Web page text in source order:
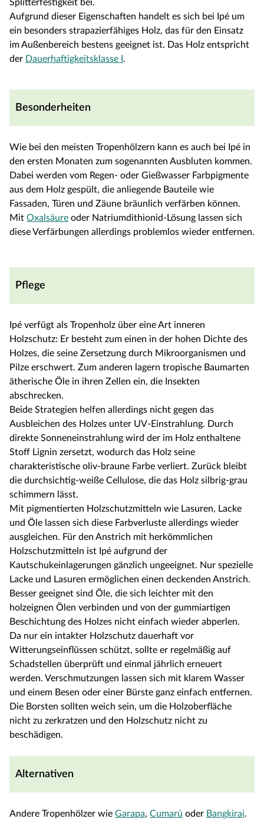
Splitterfestigkeit bei.
Aufgrund dieser Eigenschaften handelt es sich bei Ipé um
ein besonders strapazierfähiges Holz, das für den Einsatz
im Außenbereich bestens geeignet ist. Das Holz entspricht
der Dauerhaftigkeitsklasse I.
Besonderheiten
Wie bei den meisten Tropenhölzern kann es auch bei Ipé in
den ersten Monaten zum sogenannten Ausbluten kommen.
Dabei werden vom Regen- oder Gießwasser Farbpigmente
aus dem Holz gespült, die anliegende Bauteile wie
Fassaden, Türen und Zäune bräunlich verfärben können.
Mit Oxalsäure oder Natriumdithionid-Lösung lassen sich
diese Verfärbungen allerdings problemlos wieder entfernen.
Pflege
Ipé verfügt als Tropenholz über eine Art inneren
Holzschutz: Er besteht zum einen in der hohen Dichte des
Holzes, die seine Zersetzung durch Mikroorganismen und
Pilze erschwert. Zum anderen lagern tropische Baumarten
ätherische Öle in ihren Zellen ein, die Insekten
abschrecken.
Beide Strategien helfen allerdings nicht gegen das
Ausbleichen des Holzes unter UV-Einstrahlung. Durch
direkte Sonneneinstrahlung wird der im Holz enthaltene
Stoff Lignin zersetzt, wodurch das Holz seine
charakteristische oliv-braune Farbe verliert. Zurück bleibt
die durchsichtig-weiße Cellulose, die das Holz silbrig-grau
schimmern lässt.
Mit pigmentierten Holzschutzmitteln wie Lasuren, Lacke
und Öle lassen sich diese Farbverluste allerdings wieder
ausgleichen. Für den Anstrich mit herkömmlichen
Holzschutzmitteln ist Ipé aufgrund der
Kautschukeinlagerungen gänzlich ungeeignet. Nur spezielle
Lacke und Lasuren ermöglichen einen deckenden Anstrich.
Besser geeignet sind Öle, die sich leichter mit den
holzeignen Ölen verbinden und von der gummiartigen
Beschichtung des Holzes nicht einfach wieder abperlen.
Da nur ein intakter Holzschutz dauerhaft vor
Witterungseinflüssen schützt, sollte er regelmäßig auf
Schadstellen überprüft und einmal jährlich erneuert
werden. Verschmutzungen lassen sich mit klarem Wasser
und einem Besen oder einer Bürste ganz einfach entfernen.
Die Borsten sollten weich sein, um die Holzoberfläche
nicht zu zerkratzen und den Holzschutz nicht zu
beschädigen.
Alternativen
Andere Tropenhölzer wie Garapa, Cumarú oder Bangkirai.